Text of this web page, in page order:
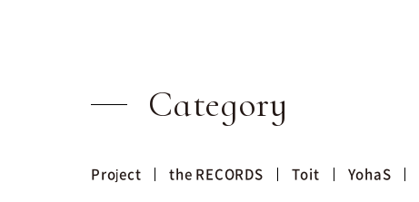
Category
Project the RECORDS Toit YohaS